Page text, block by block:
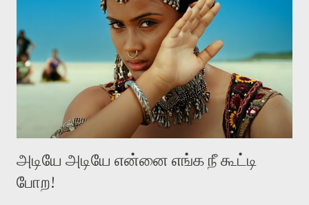
என்கிற இந்தப் படம், விலைமாதர்களின் வாழ்வியலைப் பேசுகிறது.
விலைமாதர்கள் வெவ்வேறு தரத்தில் இருக்கிறார்கள். ஒவ்வொரு
பெறுமதிக்கு ஏற்றபடி ஒவ்வொரு தரத்தில் இருக்கிறார்கள். நன்கு படித்து
வேலைபார்க்கும் விலைமாதர்களும் இருக்கிறார்கள். பகுதியாய்
விலைமாதராக இருப்பவர்களும் இருக்கிறார்கள். இப்போதும் அப்போதும்,
விலைமாதர்கள் வெவ்வேறு தரத்தில் இருந்தா...
அடியே அடியே என்னை எங்க நீ கூட்டி
போற!